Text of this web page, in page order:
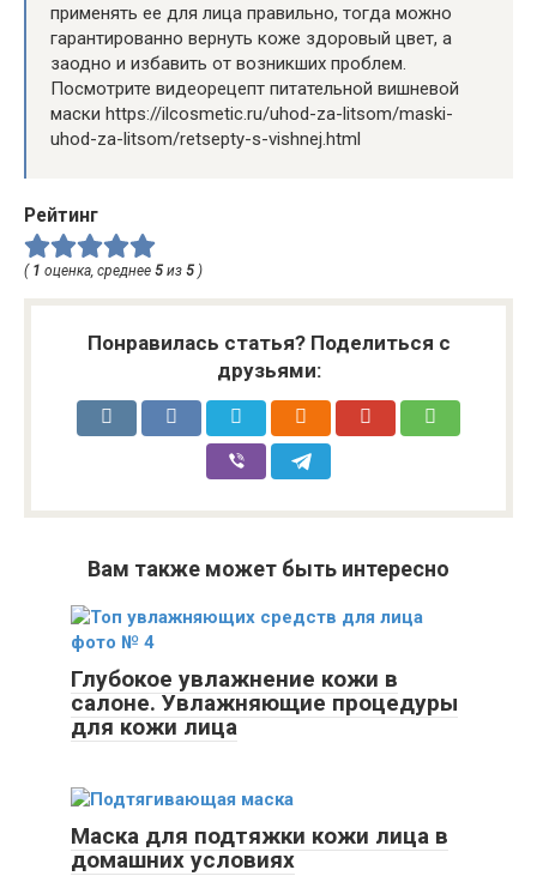
применять ее для лица правильно, тогда можно
гарантированно вернуть коже здоровый цвет, а
заодно и избавить от возникших проблем.
Посмотрите видеорецепт питательной вишневой
маски https://ilcosmetic.ru/uhod-za-litsom/maski-
uhod-za-litsom/retsepty-s-vishnej.html
Рейтинг
( 1 оценка, среднее 5 из 5 )
Понравилась статья? Поделиться с
друзьями:
Вам также может быть интересно
Глубокое увлажнение кожи в
салоне. Увлажняющие процедуры
для кожи лица
Маска для подтяжки кожи лица в
домашних условиях